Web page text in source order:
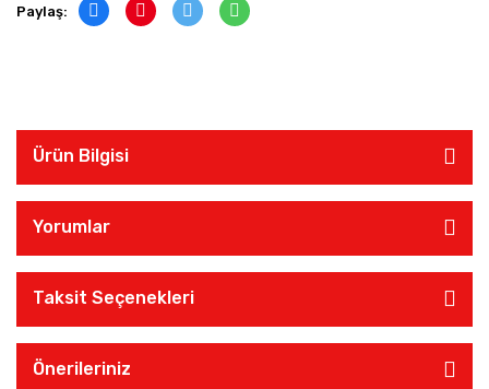
Paylaş:
Ürün Bilgisi
Yorumlar
Taksit Seçenekleri
Önerileriniz